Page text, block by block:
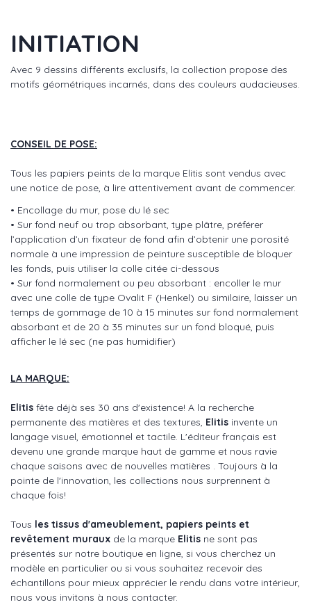
INITIATION
Avec 9 dessins différents exclusifs, la collection propose des
motifs géométriques incarnés, dans des couleurs audacieuses.
CONSEIL DE POSE:
Tous les papiers peints de la marque Elitis sont vendus avec
une notice de pose, à lire attentivement avant de commencer.
• Encollage du mur, pose du lé sec
• Sur fond neuf ou trop absorbant, type plâtre, préférer
l’application d’un fixateur de fond afin d’obtenir une porosité
normale à une impression de peinture susceptible de bloquer
les fonds, puis utiliser la colle citée ci-dessous
• Sur fond normalement ou peu absorbant : encoller le mur
avec une colle de type Ovalit F (Henkel) ou similaire, laisser un
temps de gommage de 10 à 15 minutes sur fond normalement
absorbant et de 20 à 35 minutes sur un fond bloqué, puis
afficher le lé sec (ne pas humidifier)
LA MARQUE:
Elitis fête déjà ses 30 ans d'existence! A la recherche
permanente des matières et des textures, Elitis invente un
langage visuel, émotionnel et tactile. L'éditeur français est
devenu une grande marque haut de gamme et nous ravie
chaque saisons avec de nouvelles matières . Toujours à la
pointe de l'innovation, les collections nous surprennent à
chaque fois!
Tous les tissus d'ameublement, papiers peints et
revêtement muraux de la marque Elitis ne sont pas
présentés sur notre boutique en ligne, si vous cherchez un
modèle en particulier ou si vous souhaitez recevoir des
échantillons pour mieux apprécier le rendu dans votre intérieur,
nous vous invitons à nous contacter.